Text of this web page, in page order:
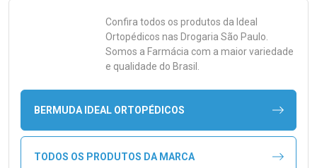
Confira todos os produtos da Ideal
Ortopédicos nas Drogaria São Paulo.
Somos a Farmácia com a maior variedade
e qualidade do Brasil.
BERMUDA IDEAL ORTOPÉDICOS
TODOS OS PRODUTOS DA MARCA